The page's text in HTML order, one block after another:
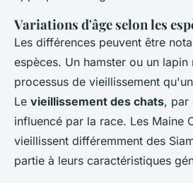
Variations d'âge selon les
Les différences peuvent être
espèces. Un hamster ou un
processus de vieillissement
Le vieillissement des chats, par
influencé par la race. Les Maine
vieillissent différemment des
partie à leurs caractéristiques